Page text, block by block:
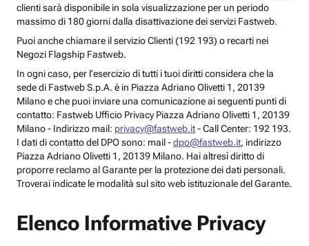
clienti sarà disponibile in sola visualizzazione per un periodo
massimo di 180 giorni dalla disattivazione dei servizi Fastweb.
Puoi anche chiamare il servizio Clienti (192 193) o recarti nei
Negozi Flagship Fastweb.
In ogni caso, per l’esercizio di tutti i tuoi diritti considera che la
sede di Fastweb S.p.A. è in Piazza Adriano Olivetti 1, 20139
Milano e che puoi inviare una comunicazione ai seguenti punti di
contatto: Fastweb Ufficio Privacy Piazza Adriano Olivetti 1, 20139
Milano - Indirizzo mail: privacy@fastweb.it- Call Center: 192 193.
I dati di contatto del DPO sono: mail -dpo@fastweb.it, indirizzo
Piazza Adriano Olivetti 1, 20139 Milano. Hai altresì diritto di
proporre reclamo al Garante per la protezione dei dati personali.
Troverai indicate le modalità sul sito web istituzionale del Garante.
Elenco Informative Privacy